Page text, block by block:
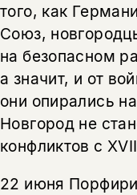
того, как
Союз,
на безопасном
а значит, и от
они опирались
Новгород не
конфликтов с
22 июня